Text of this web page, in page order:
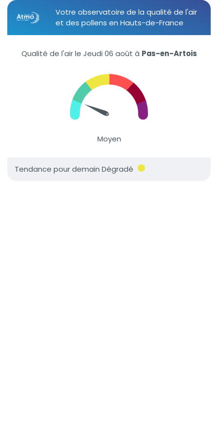
Votre observatoire de la qualité de l'air
et des pollens en Hauts-de-France
Qualité de l'air le Jeudi 06 août à Pas-en-Artois
Moyen
Tendance pour demain Dégradé